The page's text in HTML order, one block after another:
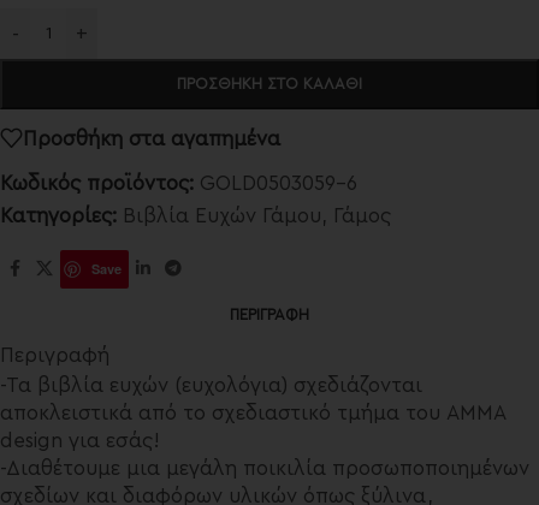
- +
ΠΡΟΣΘΉΚΗ ΣΤΟ ΚΑΛΆΘΙ
Προσθήκη στα αγαπημένα
Κωδικός προϊόντος: GOLD0503059-6
Κατηγορίες: Βιβλία Ευχών Γάμου, Γάμος
Save
ΠΕΡΙΓΡΑΦΉ
Περιγραφή
-Τα βιβλία ευχών (ευχολόγια) σχεδιάζονται
αποκλειστικά από το σχεδιαστικό τμήμα του AMMA
design για εσάς!
-Διαθέτουμε μια μεγάλη ποικιλία προσωποποιημένων
σχεδίων και διαφόρων υλικών όπως ξύλινα,